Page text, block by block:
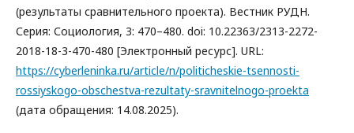
(результаты сравнительного проекта). Вестник РУДН.
Серия: Социология, 3: 470–480. doi: 10.22363/2313-2272-
2018-18-3-470-480 [Электронный ресурс]. URL:
https://cyberleninka.ru/article/n/politicheskie-tsennosti-
rossiyskogo-obschestva-rezultaty-sravnitelnogo-proekta
(дата обращения: 14.08.2025).